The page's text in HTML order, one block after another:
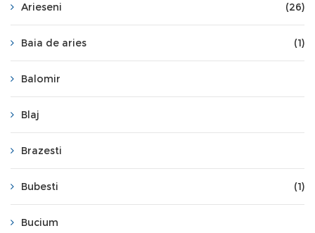
Arieseni (26)
Baia de aries (1)
Balomir
Blaj
Brazesti
Bubesti (1)
Bucium